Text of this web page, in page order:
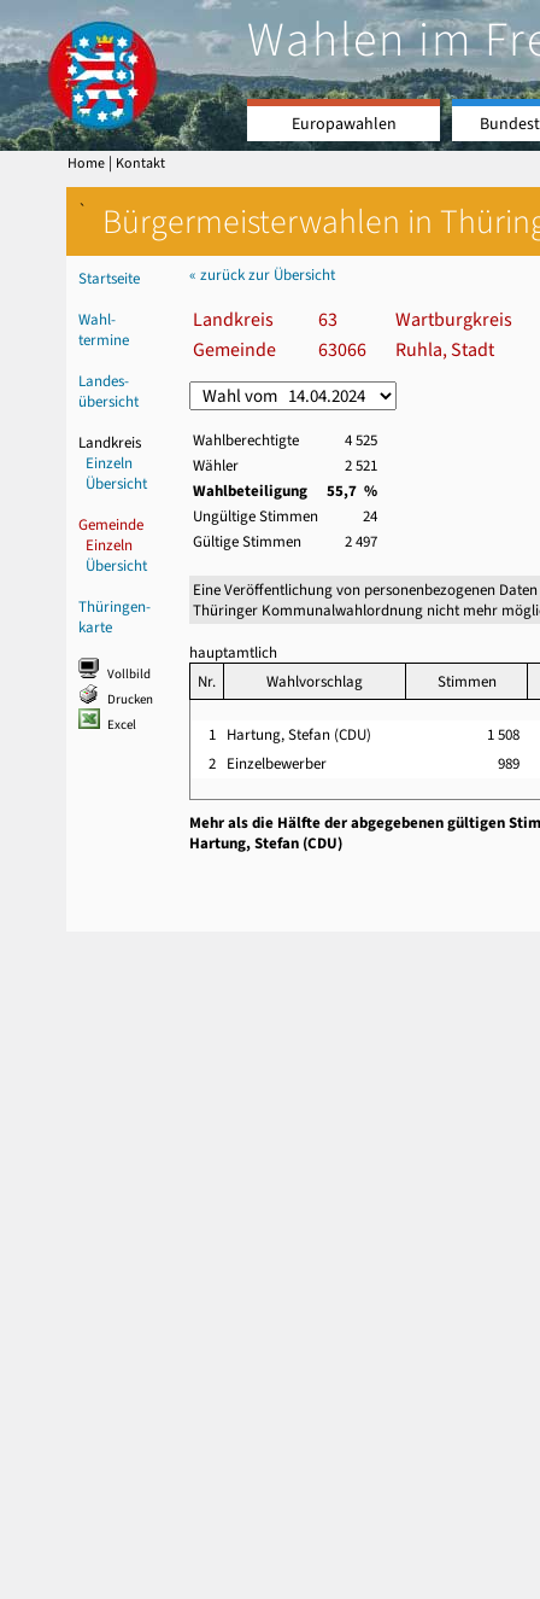
Wahlen im
Europawahlen
Home | Kontakt
` Bürgermeisterwahlen in
Startseite
Wahl-
termine
Landes-
übersicht
Landkreis
Einzeln
Übersicht
Gemeinde
Einzeln
Übersicht
Thüringen-
karte
Vollbild
Drucken
Excel
« zurück zur Übersicht
Landkreis 63
Wartburgkreis
Gemeinde
63066 Ruhla, Stadt
Wahlberechtigte
4 525
Wähler
2 521
Wahlbeteiligung
55,7 %
Ungültige Stimmen
24
Gültige Stimmen
2 497
Eine Veröffentlichung von personenbezogenen
Thüringer Kommunalwahlordnung nicht mehr
hauptamtlich
Nr.
Wahlvorschlag Stimmen
1 Hartung, Stefan (CDU)
1 508
2 Einzelbewerber 989
Mehr als die Hälfte der abgegebenen gültigen
Hartung, Stefan (CDU)